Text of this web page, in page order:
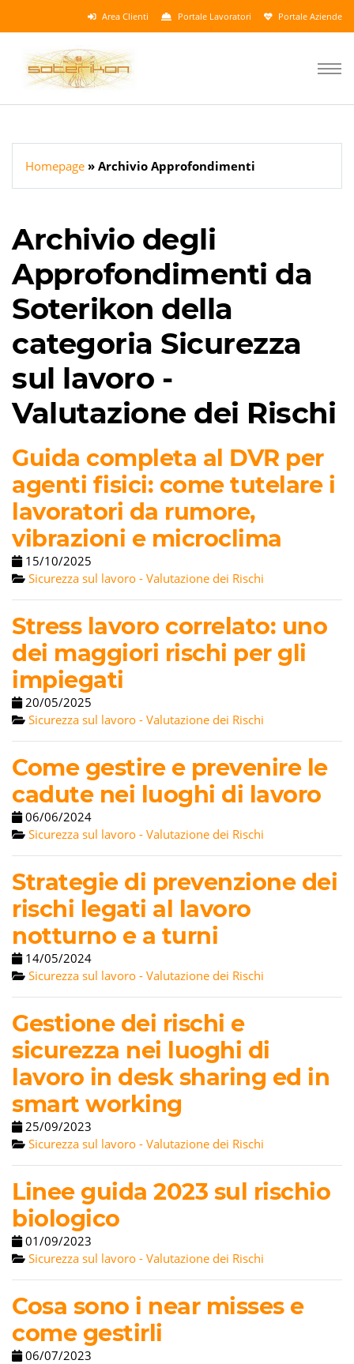
Area Clienti Portale Lavoratori Portale Aziende
Homepage Archivio Approfondimenti
Archivio degli
Approfondimenti da
Soterikon della
categoria Sicurezza
sul lavoro -
Valutazione dei Rischi
Guida completa al DVR per
agenti fisici: come tutelare i
lavoratori da rumore,
vibrazioni e microclima
15/10/2025
Sicurezza sul lavoro - Valutazione dei Rischi
Stress lavoro correlato: uno
dei maggiori rischi per gli
impiegati
20/05/2025
Sicurezza sul lavoro - Valutazione dei Rischi
Come gestire e prevenire le
cadute nei luoghi di lavoro
06/06/2024
Sicurezza sul lavoro - Valutazione dei Rischi
Strategie di prevenzione dei
rischi legati al lavoro
notturno e a turni
14/05/2024
Sicurezza sul lavoro - Valutazione dei Rischi
Gestione dei rischi e
sicurezza nei luoghi di
lavoro in desk sharing ed in
smart working
25/09/2023
Sicurezza sul lavoro - Valutazione dei Rischi
Linee guida 2023 sul rischio
biologico
01/09/2023
Sicurezza sul lavoro - Valutazione dei Rischi
Cosa sono i near misses e
come gestirli
06/07/2023